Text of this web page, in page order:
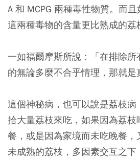
A 和 MCPG 兩種毒性物質。而且
這兩種毒物的含量更比熟成的
一如福爾摩斯所說：「在排除
的無論多麼不合乎情理，那就是
這個神秘病，也可以說是荔枝
拾大量荔枝來吃，如果因為荔
餐，或是因為家境而未吃晚餐，
未成熟的荔枝，多因素交互之